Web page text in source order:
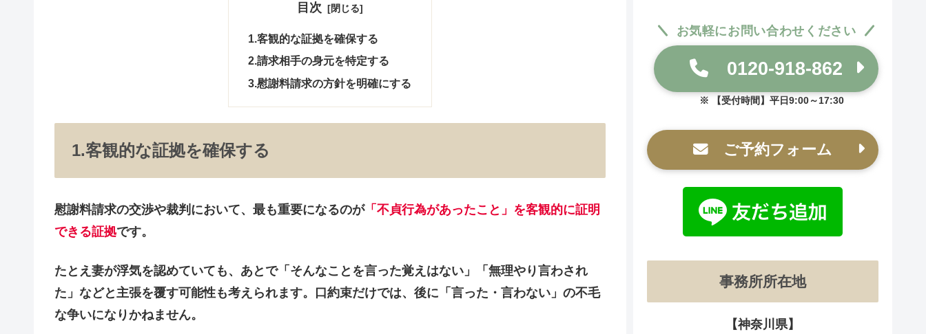
目次
1.客観的な証拠を確保する
2.請求相手の身元を特定する
3.慰謝料請求の方針を明確にする
1.客観的な証拠を確保する
慰謝料請求の交渉や裁判において、最も重要になるのが「不貞行為があったこと」を客観的に証明
できる証拠です。
たとえ妻が浮気を認めていても、あとで「そんなことを言った覚えはない」「無理やり言わされ
た」などと主張を覆す可能性も考えられます。口約束だけでは、後に「言った・言わない」の不毛
な争いになりかねません。
お気軽にお問い合わせください
0120-918-862
【受付時間】平日9:00～17:30
ご予約フォーム
事務所所在地
【神奈川県】